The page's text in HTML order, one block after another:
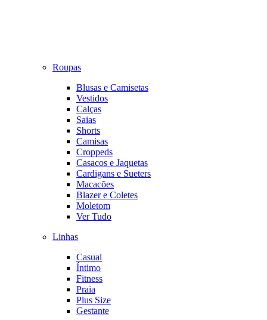
Roupas
Blusas e Camisetas
Vestidos
Calças
Saias
Shorts
Camisas
Croppeds
Casacos e Jaquetas
Cardigans e Sueters
Macacões
Blazer e Coletes
Moletom
Ver Tudo
Linhas
Casual
Íntimo
Fitness
Praia
Plus Size
Gestante